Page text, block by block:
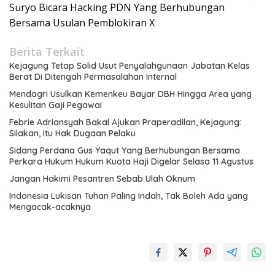
Suryo Bicara Hacking PDN Yang Berhubungan
Bersama Usulan Pemblokiran X
Berita Terkait
Kejagung Tetap Solid Usut Penyalahgunaan Jabatan Kelas
Berat Di Ditengah Permasalahan Internal
Mendagri Usulkan Kemenkeu Bayar DBH Hingga Area yang
Kesulitan Gaji Pegawai
Febrie Adriansyah Bakal Ajukan Praperadilan, Kejagung:
Silakan, Itu Hak Dugaan Pelaku
Sidang Perdana Gus Yaqut Yang Berhubungan Bersama
Perkara Hukum Hukum Kuota Haji Digelar Selasa 11 Agustus
Jangan Hakimi Pesantren Sebab Ulah Oknum
Indonesia Lukisan Tuhan Paling Indah, Tak Boleh Ada yang
Mengacak-acaknya